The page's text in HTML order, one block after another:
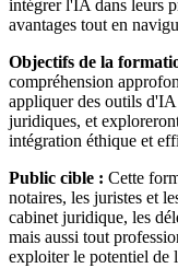
intégrer l'IA dans leurs
avantages tout en
Objectifs de la
compréhension
appliquer des outils
juridiques, et
intégration éthique et
Public cible : Cette
notaires, les juristes et
cabinet juridique, les
mais aussi tout
exploiter le potentiel de